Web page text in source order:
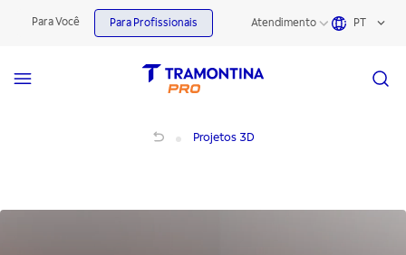
Para Você Para Profissionais Atendimento PT
Projetos 3D